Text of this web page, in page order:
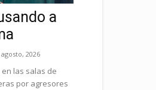
a
agosto, 2026
las salas de
por agresores